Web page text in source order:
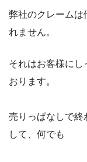
弊社のクレームは
れません。
それはお客様にし
おります。
売りっぱなしで終
して、何でも